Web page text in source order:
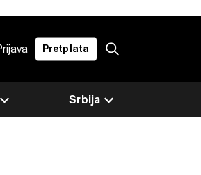
Pretplata
Srbija